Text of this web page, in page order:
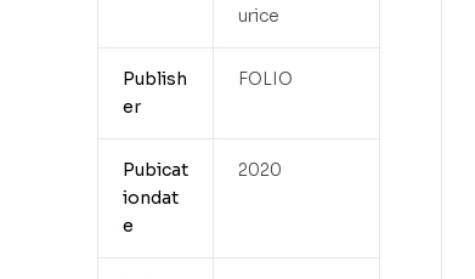
urice
Publish
er
FOLIO
Pubicat
iondat
e
2020